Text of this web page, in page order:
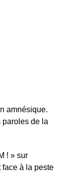
amnésique.
paroles de la
! » sur
face à la peste